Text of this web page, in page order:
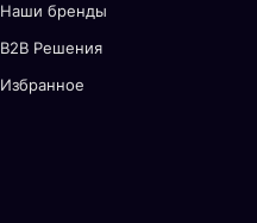
Наши бренды
В2В Решения
Избранное